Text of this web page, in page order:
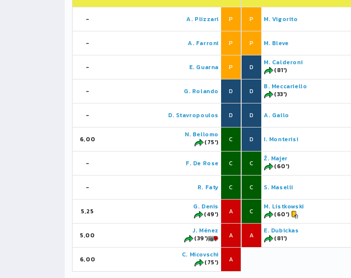
- A. Plizzari P
- A. Farroni P
- E. Guarna P
- G. Rolando D
- D. Stavropoulos D
6,00
N. Bellomo
(75')
C
- F. De Rose C
- R. Faty C
5,25
G. Denis
(49')
A
5,00
J. Ménez
(39')
A
6,00
C. Micovschi
(75')
A
P M. Vigorito
P M. Bleve
D
M. Calderoni
(81')
D
B. Meccariello
(33')
D A. Gallo
D I. Monterisi
C
Ž. Majer
(60')
C S. Maselli
C
M. Listkowski
(60')
A
E. Dubickas
(81')